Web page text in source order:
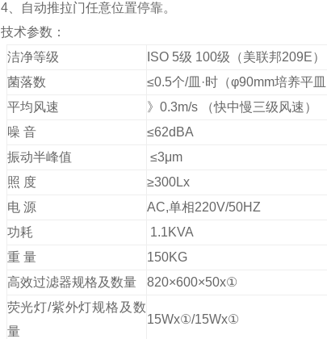
4、自动推拉门任意位置停靠。
技术参数：
洁净等级
ISO 5级 100级（美联邦209E）
菌落数
≤0.5个/皿·时（φ90mm培养平皿
平均风速
》0.3m/s
（快中慢三级风速）
噪 音
≤62dBA
振动半峰值
≤3μm
照 度
≥300Lx
电 源
AC,单相220V/50HZ
功耗
1.1KVA
重 量
150KG
高效过滤器规格及数量
820×600×50x①
荧光灯/紫外灯规格及数
量
15Wx①/15Wx①